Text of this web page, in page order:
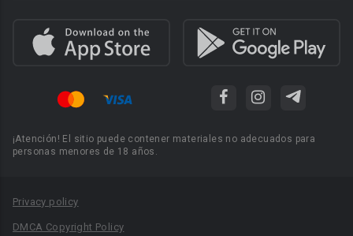
¡Atención! El sitio puede contener materiales no adecuados para
personas menores de 18 años.
Privacy policy
DMCA Copyright Policy